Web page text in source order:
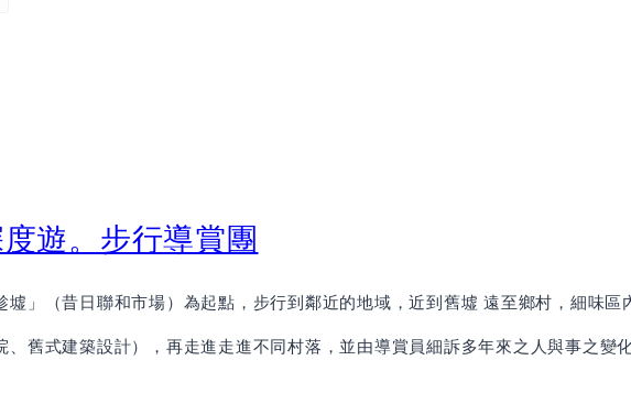
遊。步行導賞團
墟」（昔日聯和市場）為起點，步行到鄰近的地域，近到舊墟 遠至鄉村，細味區
、舊式建築設計），再走進走進不同村落，並由導賞員細訴多年來之人與事之變